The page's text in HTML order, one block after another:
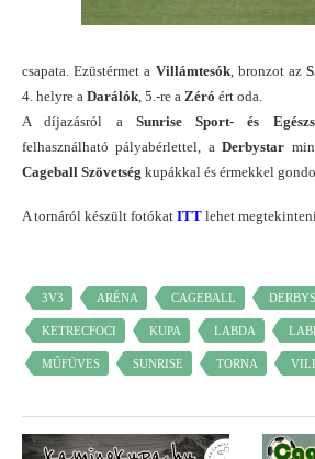
csapata. Ezüstérmet a Villámtesók, bronzot az
4. helyre a Darálók , 5.-re a Zéró ért oda.
A díjazásról a Sunrise Sport- és
felhasználható pályabérlettel, aDerbystar
Cageball Szövetség kupákkal és érmekkel
A tornáról készült fotókat ITT lehet megtekinteni.
3V3 ARÉNA CAGEBALL
KETRECFOCI KUPA LABDA
MŰFÜVES SUNRISE TORNA